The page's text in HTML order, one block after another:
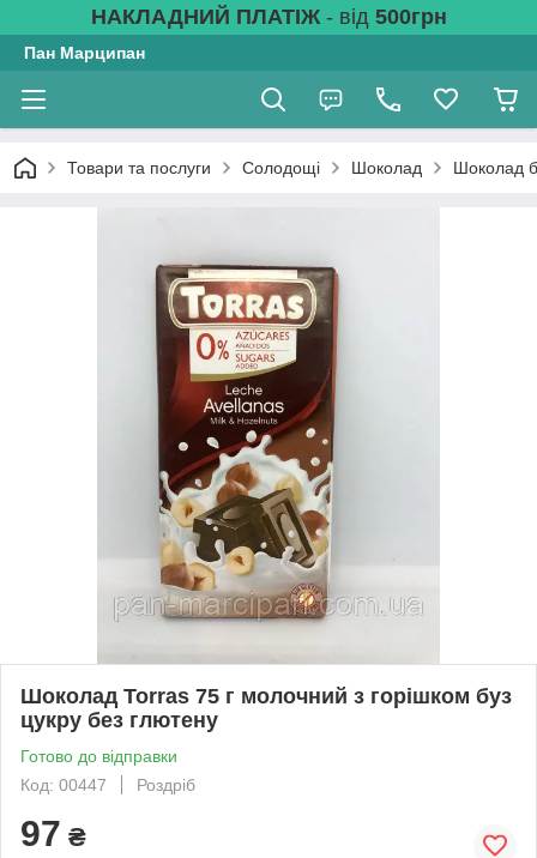
НАКЛАДНИЙ ПЛАТІЖ- від 500грн
Пан Марципан
Товари та послуги Солодощі Шоколад Шоколад
Шоколад Torras 75 г молочний з горішком буз
цукру без глютену
Готово до відправки
Код: 00447
Роздріб
97 ₴